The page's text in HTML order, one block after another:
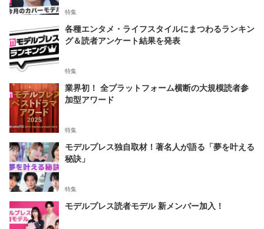
特集
各種エンタメ・ライフスタイルにまつわるランキン
グ＆読者アンケート結果を発表
特集
業界初！ 全プラットフォーム横断の大規模読者参
加型アワード
特集
モデルプレス独自取材！著名人が語る「夢を叶える
秘訣」
特集
モデルプレス読者モデル 新メンバー加入！